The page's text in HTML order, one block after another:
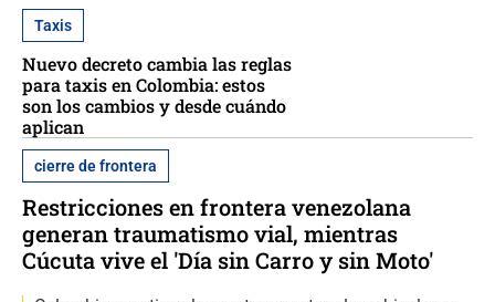
Taxis
Nuevo decreto cambia las reglas
para taxis en Colombia: estos
son los cambios y desde cuándo
aplican
cierre de frontera
Restricciones en frontera venezolana
generan traumatismo vial, mientras
Cúcuta vive el 'Día sin Carro y sin Moto'